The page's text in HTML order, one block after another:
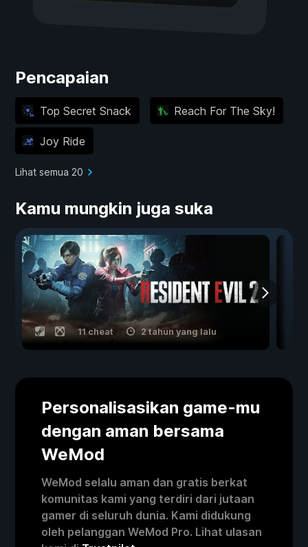
Pencapaian
Top Secret Snack Reach For The Sky!
Joy Ride
Lihat semua 20
Kamu mungkin juga suka
11 cheat 2 tahun yang lalu
Personalisasikan game-mu
dengan aman bersama
WeMod
WeMod selalu aman dan gratis berkat
komunitas kami yang terdiri dari jutaan
gamer di seluruh dunia. Kami didukung
oleh pelanggan WeMod Pro. Lihat ulasan